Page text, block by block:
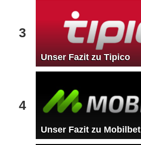
3
Unser Fazit zu Tipico
4
Unser Fazit zu Mobilbet